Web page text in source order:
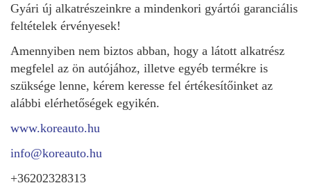
Gyári új alkatrészeinkre a mindenkori gyártói garanciális
feltételek érvényesek!
Amennyiben nem biztos abban, hogy a látott alkatrész
megfelel az ön autójához, illetve egyéb termékre is
szüksége lenne, kérem keresse fel értékesítőinket az
alábbi elérhetőségek egyikén.
www.koreauto.hu
info@koreauto.hu
+36202328313